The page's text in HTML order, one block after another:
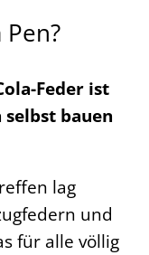
Feder ist
bauen
lag
und
für alle völlig